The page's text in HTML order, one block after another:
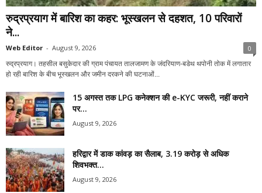
रुद्रप्रयाग में बारिश का कहर: भूस्खलन से दहशत, 10 परिवारों
ने...
Web Editor - August 9, 2026 0
रुद्रप्रयाग। तहसील बसुकेदार की ग्राम पंचायत तालजामण के जंदरियाण-बडेथ थपोनी तोक में लगातार
हो रही बारिश के बीच भूस्खलन और जमीन दरकने की घटनाओं...
15 अगस्त तक LPG कनेक्शन की e-KYC जरूरी, नहीं कराने
पर...
August 9, 2026
हरिद्वार में डाक कांवड़ का सैलाब, 3.19 करोड़ से अधिक
शिवभक्त...
August 9, 2026